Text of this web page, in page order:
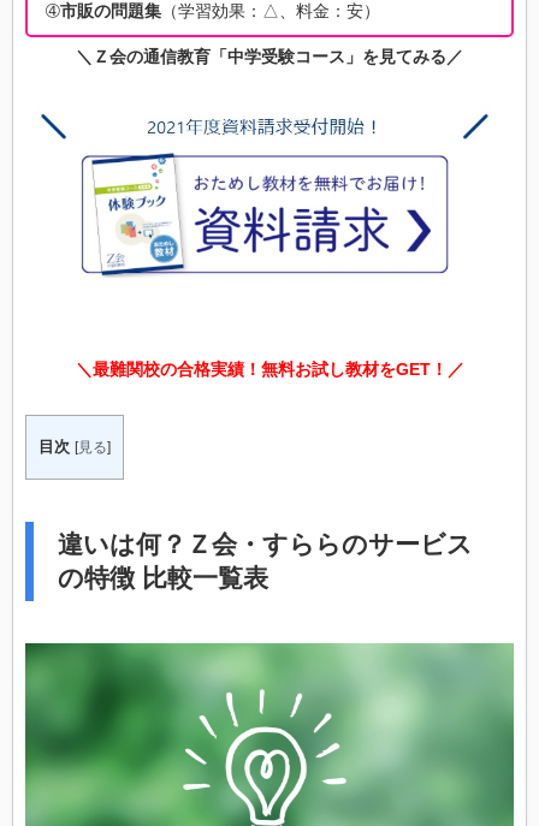
➃市販の問題集 （学習効果：△、料金：安）
＼Ｚ会の通信教育「中学受験コース」を見てみる／
＼最難関校の合格実績！無料お試し教材をGET！／
目次 [見る]
違いは何？Ｚ会・すららのサービス
の特徴 比較一覧表